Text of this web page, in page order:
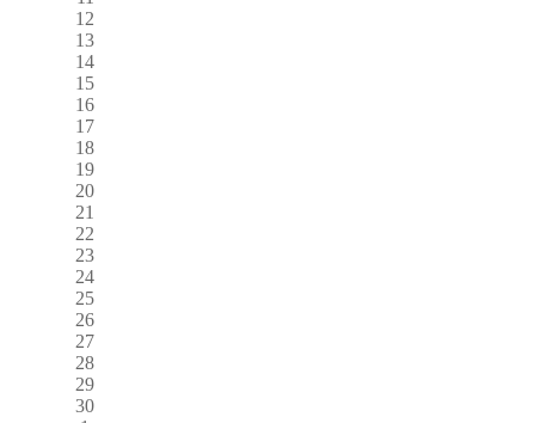
12
13
14
15
16
17
18
19
20
21
22
23
24
25
26
27
28
29
30